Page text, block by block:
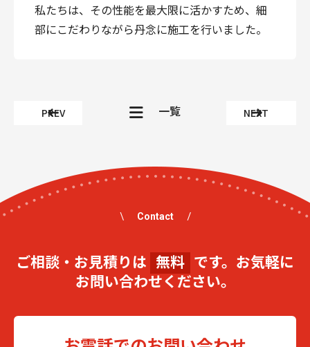
私たちは、その性能を最大限に活かすため、細
部にこだわりながら丹念に施工を行いました。
PREV 一覧 NEXT
Contact
ご相談・お見積りは 無料 です。お気軽に
お問い合わせください。